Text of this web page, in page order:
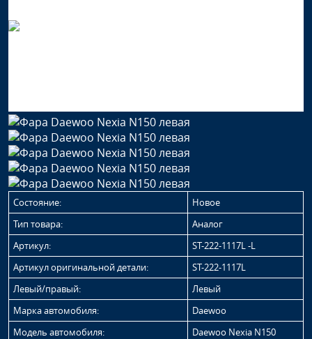
Состояние:
Новое
Тип товара:
Аналог
Артикул:
ST-222-1117L -L
Артикул оригинальной детали:
ST-222-1117L
Левый/правый:
Левый
Марка автомобиля:
Daewoo
Модель автомобиля:
Daewoo Nexia N150